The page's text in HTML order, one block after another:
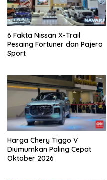
6 Fakta Nissan X-Trail
Pesaing Fortuner dan Pajero
Sport
Harga Chery Tiggo V
Diumumkan Paling Cepat
Oktober 2026